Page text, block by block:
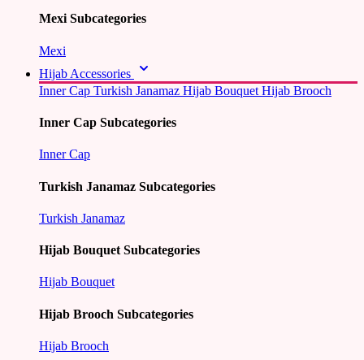
Mexi Subcategories
Mexi
Hijab Accessories
Inner Cap Turkish Janamaz Hijab Bouquet Hijab Brooch
Inner Cap Subcategories
Inner Cap
Turkish Janamaz Subcategories
Turkish Janamaz
Hijab Bouquet Subcategories
Hijab Bouquet
Hijab Brooch Subcategories
Hijab Brooch